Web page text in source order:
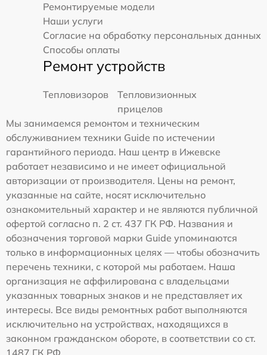
Ремонтируемые модели
Наши услуги
Согласие на обработку персональных данных
Способы оплаты
Ремонт устройств
Тепловизоров
Тепловизионных
прицелов
Мы занимаемся ремонтом и техническим
обслуживанием техники Guide по истечении
гарантийного периода. Наш центр в Ижевске
работает независимо и не имеет официальной
авторизации от производителя. Цены на ремонт,
указанные на сайте, носят исключительно
ознакомительный характер и не являются публичной
офертой согласно п. 2 ст. 437 ГК РФ. Названия и
обозначения торговой марки Guide упоминаются
только в информационных целях — чтобы обозначить
перечень техники, с которой мы работаем. Наша
организация не аффилирована с владельцами
указанных товарных знаков и не представляет их
интересы. Все виды ремонтных работ выполняются
исключительно на устройствах, находящихся в
законном гражданском обороте, в соответствии со ст.